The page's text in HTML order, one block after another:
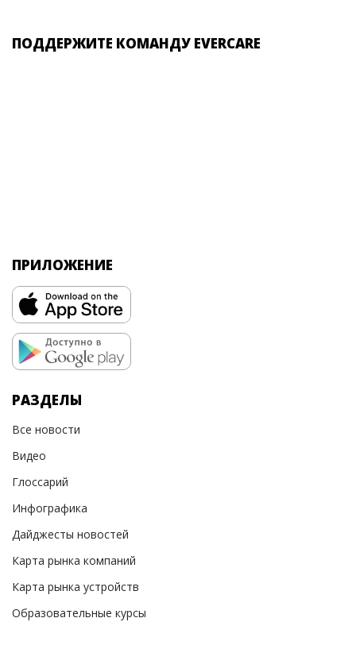
ПОДДЕРЖИТЕ КОМАНДУ EVERCARE
ПРИЛОЖЕНИЕ
РАЗДЕЛЫ
Все новости
Видео
Глоссарий
Инфографика
Дайджесты новостей
Карта рынка компаний
Карта рынка устройств
Образовательные курсы